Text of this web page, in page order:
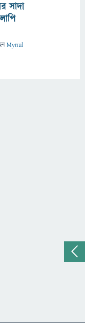
সাদা
Mynul